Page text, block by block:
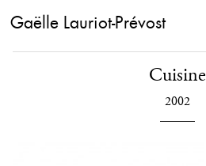
Gaëlle Lauriot-Prévost
Cuisine
2002